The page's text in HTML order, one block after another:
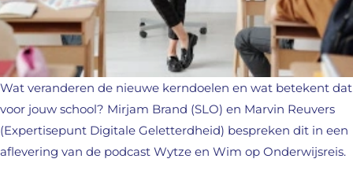
Wat veranderen de nieuwe kerndoelen en wat betekent dat
voor jouw school? Mirjam Brand (SLO) en Marvin Reuvers
(Expertisepunt Digitale Geletterdheid) bespreken dit in een
aflevering van de podcast Wytze en Wim op Onderwijsreis.